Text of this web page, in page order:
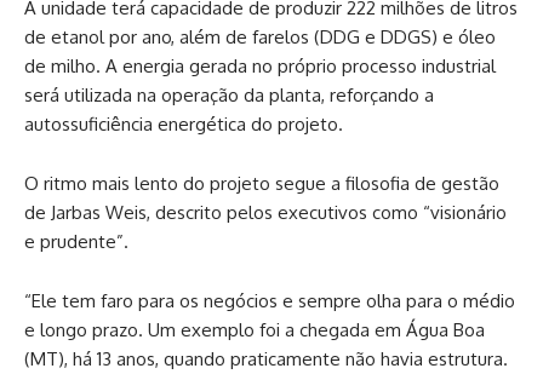
A unidade terá capacidade de produzir 222 milhões de litros
de etanol por ano, além de farelos (DDG e DDGS) e óleo
de milho. A energia gerada no próprio processo industrial
será utilizada na operação da planta, reforçando a
autossuficiência energética do projeto.
O ritmo mais lento do projeto segue a filosofia de gestão
de Jarbas Weis, descrito pelos executivos como “visionário
e prudente”.
“Ele tem faro para os negócios e sempre olha para o médio
e longo prazo. Um exemplo foi a chegada em Água Boa
(MT), há 13 anos, quando praticamente não havia estrutura.